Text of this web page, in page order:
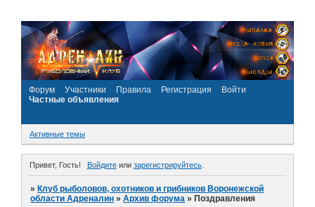
Форум Участники Правила Регистрация
Войти
Частные объявления
Активные темы
Привет, Гость! Войдитеили зарегистрируйтесь.
»Клуб рыболовов, охотников и грибников Воронежской
области Адреналин »Архив форума »Поздравления